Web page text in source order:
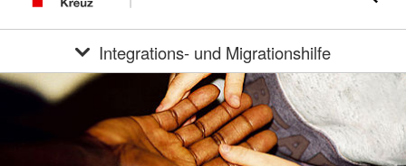
Integrations- und Migrationshilfe